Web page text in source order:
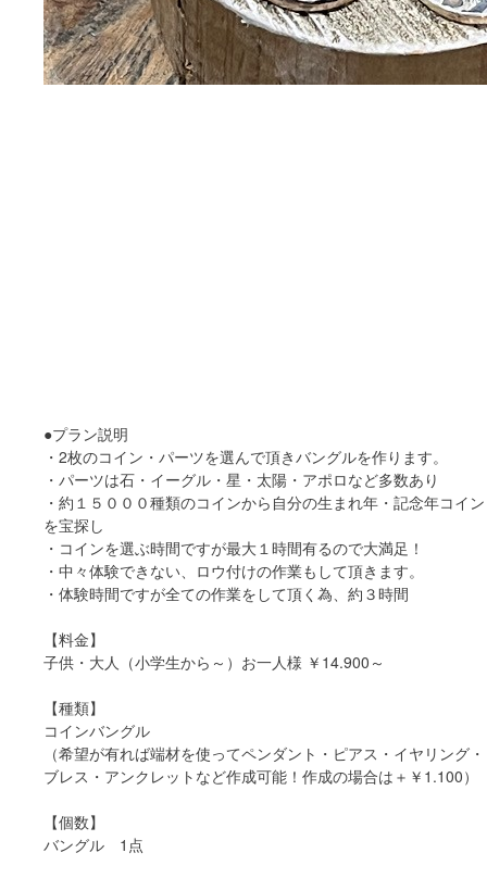
●プラン説明
・2枚のコイン・パーツを選んで頂きバングルを作ります。
・パーツは石・イーグル・星・太陽・アポロなど多数あり
・約１５０００種類のコインから自分の生まれ年・記念年コイン
を宝探し
・コインを選ぶ時間ですが最大１時間有るので大満足！
・中々体験できない、ロウ付けの作業もして頂きます。
・体験時間ですが全ての作業をして頂く為、約３時間
【料金】
子供・大人（小学生から～）お一人様 ￥14.900～
【種類】
コインバングル
（希望が有れば端材を使ってペンダント・ピアス・イヤリング・
ブレス・アンクレットなど作成可能！作成の場合は＋￥1.100）
【個数】
バングル 1点